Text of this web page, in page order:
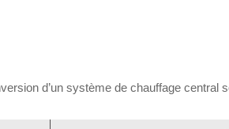
d’un système de chauffage central